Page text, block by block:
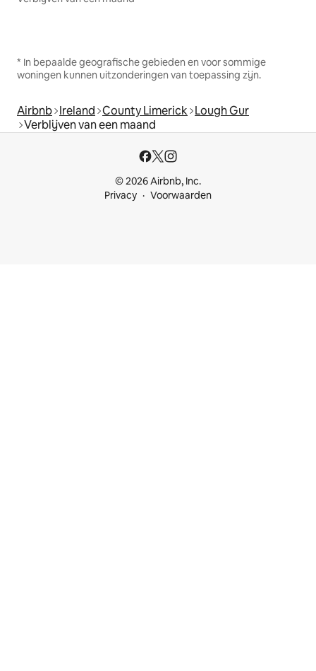
* In bepaalde geografische gebieden en voor sommige
woningen kunnen uitzonderingen van toepassing zijn.
Airbnb Ireland County Limerick Lough Gur
Verblijven van een maand
© 2026 Airbnb, Inc.
Privacy
Voorwaarden